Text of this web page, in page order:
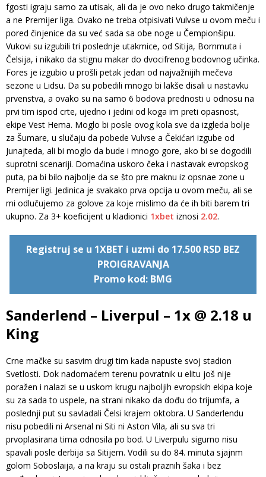
fgosti igraju samo za utisak, ali da je ovo neko drugo takmičenje
a ne Premijer liga. Ovako ne treba otpisivati Vulvse u ovom meču i
pored činjenice da su već sada sa obe noge u Čempionšipu.
Vukovi su izgubili tri poslednje utakmice, od Sitija, Bornmuta i
Čelsija, i nikako da stignu makar do dvocifrenog bodovnog učinka.
Fores je izgubio u prošli petak jedan od najvažnijih mečeva
sezone u Lidsu. Da su pobedili mnogo bi lakše disali u nastavku
prvenstva, a ovako su na samo 6 bodova prednosti u odnosu na
prvi tim ispod crte, ujedno i jedini od koga im preti opasnost,
ekipe Vest Hema. Moglo bi posle ovog kola sve da izgleda bolje
za Šumare, u slučaju da pobede Vulvse a Čekićari izgube od
Junajteda, ali bi moglo da bude i mnogo gore, ako bi se dogodili
suprotni scenariji. Domaćina uskoro čeka i nastavak evropskog
puta, pa bi bilo najbolje da se što pre maknu iz opsnae zone u
Premijer ligi. Jedinica je svakako prva opcija u ovom meču, ali se
mi odlučujemo za golove za koje mislimo da će ih biti barem tri
ukupno. Za 3+ koeficijent u kladionici 1xbet iznosi 2.02.
Registruj se u 1XBET i uzmi do 17.500 RSD BEZ
PROIGRAVANJA
Promo kod: BMG
Sanderlend – Liverpul – 1x @ 2.18 u
King
Crne mačke su sasvim drugi tim kada napuste svoj stadion
Svetlosti. Dok nadomaćem terenu povratnik u elitu još nije
poražen i nalazi se u uskom krugu najboljih evropskih ekipa koje
su za sada to uspele, na strani nikako da dođu do trijumfa, a
poslednji put su savladali Čelsi krajem oktobra. U Sanderlendu
nisu pobedili ni Arsenal ni Siti ni Aston Vila, ali su sva tri
prvoplasirana tima odnosila po bod. U Liverpulu sigurno nisu
spavali posle derbija sa Sitijem. Vodili su do 84. minuta sjajnm
golom Soboslaija, a na kraju su ostali praznih šaka i bez